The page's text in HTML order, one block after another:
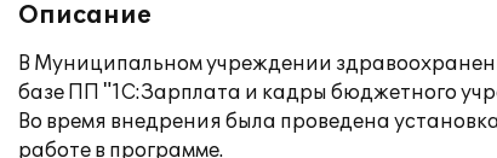
Описание
В Муниципальном учреждении
базе ПП "1С:Зарплата и кадры бюджетного
Во время внедрения была проведена
работе в программе.